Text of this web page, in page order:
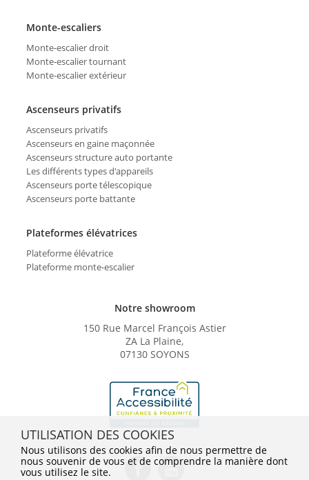
Notre showroom
150 Rue Marcel François Astier
ZA La Plaine,
07130 SOYONS
Monte-escaliers
Monte-escalier droit
Monte-escalier tournant
Monte-escalier extérieur
Ascenseurs privatifs
Ascenseurs privatifs
Ascenseurs en gaine maçonnée
Ascenseurs structure auto portante
Les différents types d'appareils
Ascenseurs porte télescopique
Ascenseurs porte battante
Plateformes élévatrices
Plateforme élévatrice
Plateforme monte-escalier
UTILISATION DES COOKIES
Nous utilisons des cookies afin de nous permettre de
nous souvenir de vous et de comprendre la manière dont
vous utilisez le site.